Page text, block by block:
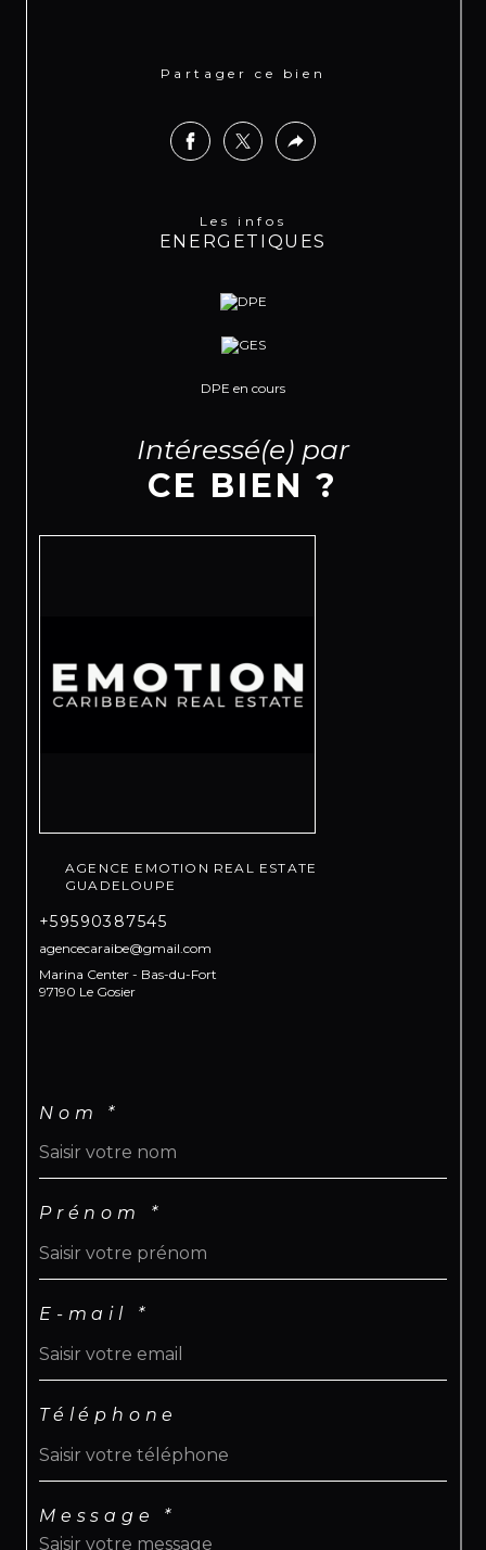
Partager ce bien
Les infos
ENERGETIQUES
DPE en cours
Intéressé(e) par
CE BIEN ?
AGENCE EMOTION REAL ESTATE
GUADELOUPE
+59590387545
agencecaraibe@gmail.com
Marina Center - Bas-du-Fort
97190 Le Gosier
Nom *
Prénom *
E-mail *
Téléphone
Message *